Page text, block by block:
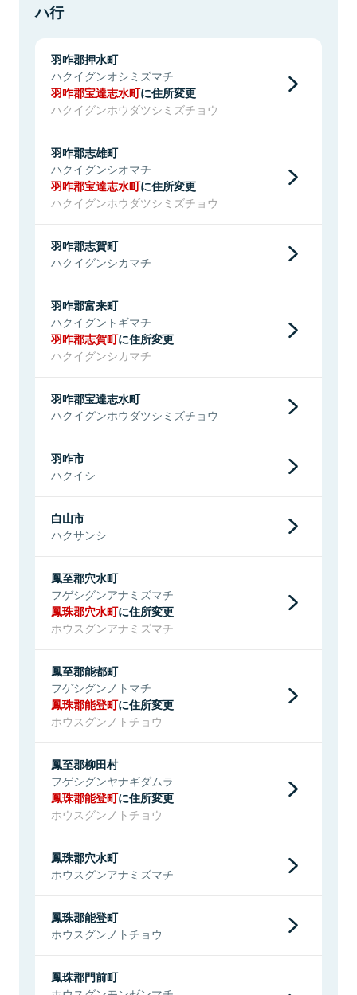
ハ行
羽咋郡押水町
ハクイグンオシミズマチ
羽咋郡宝達志水町に住所変更
ハクイグンホウダツシミズチョウ
羽咋郡志雄町
ハクイグンシオマチ
羽咋郡宝達志水町に住所変更
ハクイグンホウダツシミズチョウ
羽咋郡志賀町
ハクイグンシカマチ
羽咋郡富来町
ハクイグントギマチ
羽咋郡志賀町に住所変更
ハクイグンシカマチ
羽咋郡宝達志水町
ハクイグンホウダツシミズチョウ
羽咋市
ハクイシ
白山市
ハクサンシ
鳳至郡穴水町
フゲシグンアナミズマチ
鳳珠郡穴水町に住所変更
ホウスグンアナミズマチ
鳳至郡能都町
フゲシグンノトマチ
鳳珠郡能登町に住所変更
ホウスグンノトチョウ
鳳至郡柳田村
フゲシグンヤナギダムラ
鳳珠郡能登町に住所変更
ホウスグンノトチョウ
鳳珠郡穴水町
ホウスグンアナミズマチ
鳳珠郡能登町
ホウスグンノトチョウ
鳳珠郡門前町